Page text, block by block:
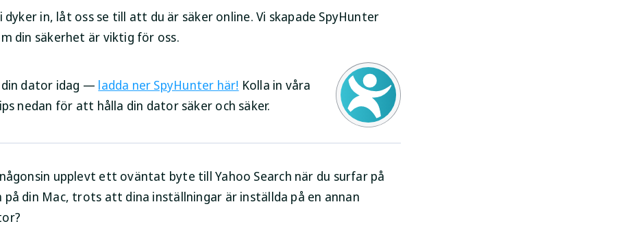
dyker in, låt oss se till att du är säker online. Vi skapade SpyHunter
din säkerhet är viktig för oss.
din dator idag — ladda ner SpyHunter här! Kolla in våra
nedan för att hålla din dator säker och säker.
upplevt ett oväntat byte till Yahoo Search när du surfar på
på din Mac, trots att dina inställningar är inställda på en annan